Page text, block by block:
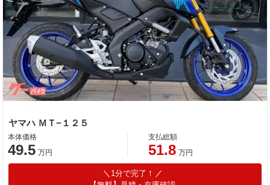
ヤマハ ＭＴ−１２５
本体価格
49.5 万円
支払総額
51.8 万円
1分で完了！